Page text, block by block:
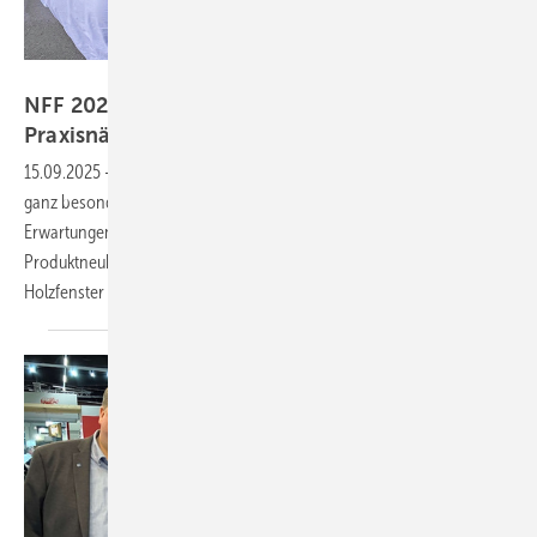
NFF 2025 überzeugt mit einzigartiger
Praxisnähe
15.09.2025 -
ganz besonderes Messesetup: Der NFF 2025 in Brockel hat alle
Erwartungen übertroffen. Mit hochkarätigen Fachvorträgen,
Produktneuheiten von Regel-air und einem Brandversuch an einem
Holzfenster setzten die Veranstalter